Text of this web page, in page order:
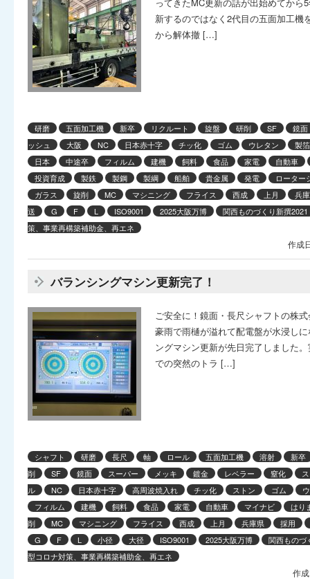
新するのではなく2代目の五面加工機
から解体撤 […]
研磨 五面加工機 新卒 リクルート 旋盤 研削 SF
鏡面
ッシュ
大阪 NC 日本赤十字 チッ化 ゴム ウレタン
製箔
日本
中途卒 フィルム 建機 飼料 食品 家電
自動車
投資育成
製鉄 製鋼 製綱 船舶 貴金属 発電
ローター
ガラス
旋削 MC マシニング フライス 西成 上月
兵
送
G F L ISO9001 2025大阪万博
関西ものづくり新撰2021
策、事業再構築補助金、再エネ
作成
バランシングマシン更新完了！
ご安全に！鏡面・長尺シャフトの株
豪雨で雨樋が溢れて配電盤が水浸し
ングマシン更新が先日完了しました
での突然のトラ […]
シャフト 研磨 長尺 軸 ロール 五面加工機 溶射
新卒
削
SF 鏡面 スーパー メッキ 鍍金 レベラー 窒化
ル
NC 日本赤十字 高周波焼入れ チッ化 ストン ゴム
フィルム
建機 飼料 食品 家電 自動車 マイナビ
はり
削
MC マシニング フライス 西成 上月 兵庫県
採用
G
F L 小径 大径 ISO9001 2025大阪万博
関西ものづ
型コロナ対策、事業再構築補助金、再エネ
作